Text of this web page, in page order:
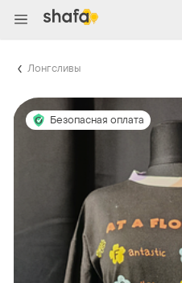
Лонгсливы
Безопасная оплата